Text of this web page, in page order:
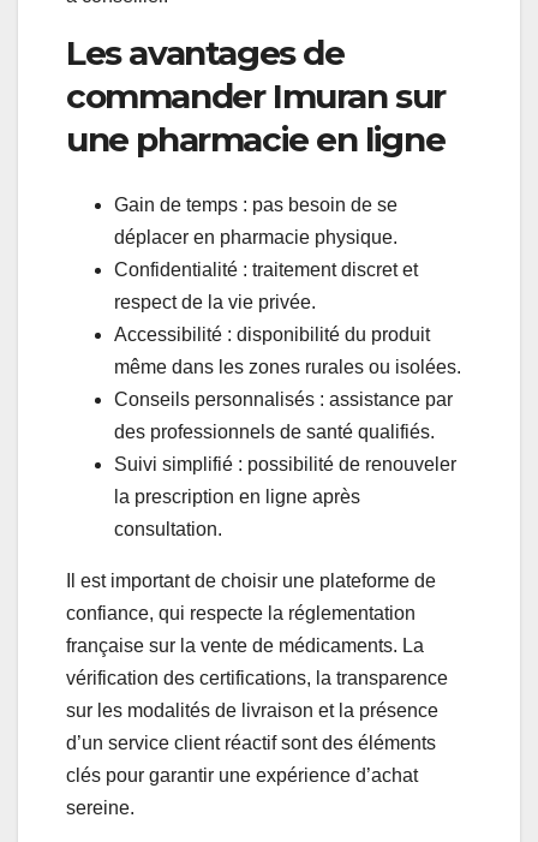
Les avantages de
commander Imuran sur
une pharmacie en ligne
Gain de temps : pas besoin de se
déplacer en pharmacie physique.
Confidentialité : traitement discret et
respect de la vie privée.
Accessibilité : disponibilité du produit
même dans les zones rurales ou isolées.
Conseils personnalisés : assistance par
des professionnels de santé qualifiés.
Suivi simplifié : possibilité de renouveler
la prescription en ligne après
consultation.
Il est important de choisir une plateforme de
confiance, qui respecte la réglementation
française sur la vente de médicaments. La
vérification des certifications, la transparence
sur les modalités de livraison et la présence
d’un service client réactif sont des éléments
clés pour garantir une expérience d’achat
sereine.